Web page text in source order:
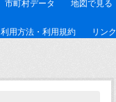
市町村データ 地図で見る
利用方法・利用規約 リンク